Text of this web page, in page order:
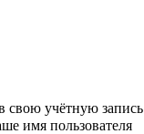
свою учётную запись
имя пользователя